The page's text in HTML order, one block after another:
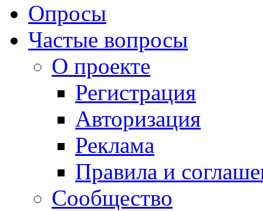
Опросы
Частые вопросы
О проекте
Регистрация
Авторизация
Реклама
Правила и
Сообщество